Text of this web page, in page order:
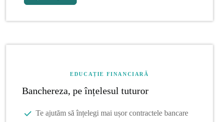
EDUCAȚIE FINANCIARĂ
Banchereza, pe înțelesul tuturor
Te ajutăm să înțelegi mai ușor contractele bancare